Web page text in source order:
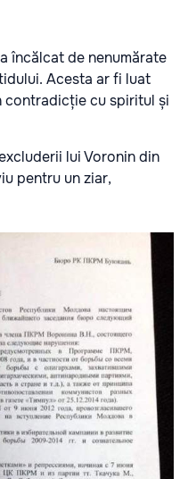
încălcat de nenumărate
Acesta ar fi luat
contradicție cu spiritul și
lui Voronin din
pentru un ziar,